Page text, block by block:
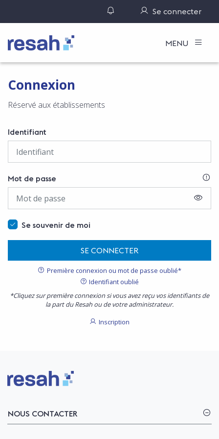
Gérer ses notifications
Se connecter
Logo Resah MENU
Connexion
Réservé aux établissements
Identifiant
Mot de passe
Se souvenir de moi
SE CONNECTER
Première connexion ou mot de passe oublié*
Identifiant oublié
*Cliquez sur première connexion si vous avez reçu vos identifiants de
la part du Resah ou de votre administrateur.
Inscription
Logo Resah
NOUS CONTACTER